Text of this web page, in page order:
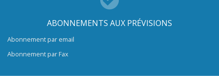
ABONNEMENTS AUX PRÉVISIONS
Abonnement par email
Abonnement par Fax